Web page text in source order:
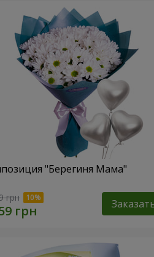
"Берегиня Мама"
грн